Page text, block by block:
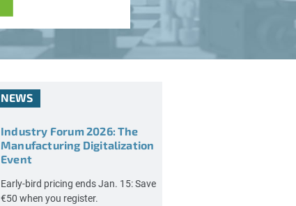
NEWS
Industry Forum 2026: The
Manufacturing Digitalization
Event
Early-bird pricing ends Jan. 15: Save
€50 when you register.